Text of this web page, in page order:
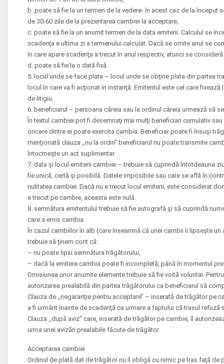
b. poate să fie la un termen de la vedere- în acest caz de la început
de 30-60 zile de la prezentarea cambiei la acceptare,
c. poate să fie la un anumit termen de la data emiterii. Calculul se
scadenţa e ultima zi a termenului calculat. Dacă se omite anul se
în care apare scadenţa a trecut în anul respectiv, atunci se
d. poate să fie la o dată fixă.
5. locul unde se face plata – locul unde se obţine plata din partea
locul în care va fi acţionat în instanţă. Emitentul este cel care
de litigiu.
6. beneficiarul – persoana căreia sau la ordinul căreia urmează să
În textul cambiei pot fi desemnaţi mai mulţi beneficiari cumulativ
oricare dintre ei poate exercita cambia. Beneficiar poate fi însuşi
menţionată clauza ,,nu la ordin’’ beneficiarul nu poate transmite
întocmeşte un act suplimentar.
7. data şi locul emiterii cambiei – trebuie să cuprindă întotdeauna
fie unică, certă şi posibilă. Datele imposibile sau care se află în
nulitatea cambiei. Dacă nu e trecut locul emiterii, este considerat
e trecut pe cambie, aceasta este nulă.
8. semnătura emitentului trebuie să fie autografă şi să cuprindă
care a emis cambia.
În cazul cambiilor în alb (care înseamnă că unei cambii îi lipseşte
trebuie să ţinem cont că:
– nu poate lipsi semnătura trăgătorului,
– dacă la emitere cambia poate fi incompletă, până în momentul
Omisiunea unor anumite elemente trebuie să fie voită voluntar.
autorizarea prealabilă din partea trăgătorului ca beneficiarul să
Clauza de ,,negaranţie pentru acceptare’’ – inserată de trăgător pe
a fi urmărit înainte de scadenţă ca urmare a faptului că trasul refuză
Clauza ,,după aviz’’ care, inserată de trăgător pe cambie, îl
urma unei avizări prealabile făcute de trăgător.
Acceptarea cambiei
Ordinul de plată dat de trăgător nu îl obligă cu nimic pe tras faţă de